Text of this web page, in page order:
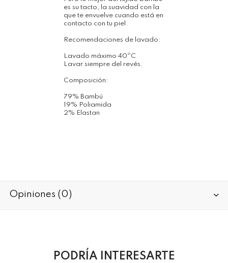
es su tacto, la suavidad con la
que te envuelve cuando está en
contacto con tu piel.
Recomendaciones de lavado:
Lavado máximo 40ºC
Lavar siempre del revés.
Composición:
79% Bambú
19% Poliamida
2% Elastan
Opiniones (0)
PODRÍA INTERESARTE